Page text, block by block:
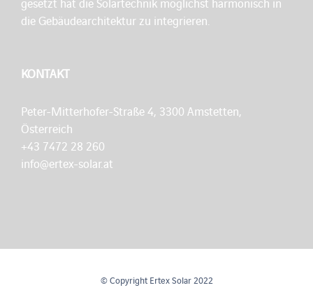
die Gebäudearchitektur zu integrieren.
KONTAKT
Peter-Mitterhofer-Straße 4, 3300 Amstetten,
Österreich
+43 7472 28 260
info@ertex-solar.at
© Copyright Ertex Solar 2022